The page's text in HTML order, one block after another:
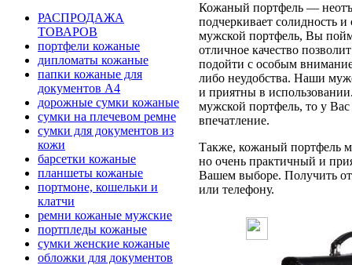
РАСПРОДАЖА
ТОВАРОВ
портфели кожаные
дипломаты кожаные
папки кожаные для
документов А4
дорожные сумки кожаные
сумки на плечевом ремне
сумки для документов из
кожи
барсетки кожаные
планшеты кожаные
портмоне, кошельки и
клатчи
ремни кожаные мужские
портпледы кожаные
сумки женские кожаные
обложки для документов
Кожаный портфель —
подчеркивает солидность
мужской портфель, Вы
отличное качество
подойти с особым
либо неудобства. Наши
и приятны в
мужской портфель, то у Вас
впечатление.
Также, кожаный портфель
но очень практичный и
Вашем выборе. Получить
или телефону.